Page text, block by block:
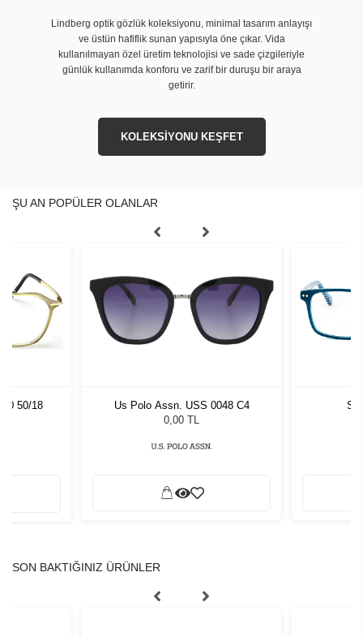
Lindberg optik gözlük koleksiyonu, minimal tasarım anlayışı
ve üstün hafiflik sunan yapısıyla öne çıkar. Vida
kullanılmayan özel üretim teknolojisi ve sade çizgileriyle
günlük kullanımda konforu ve zarif bir duruşu bir araya
getirir.
KOLEKSİYONU KEŞFET
ŞU AN POPÜLER OLANLAR
50/18
Us Polo Assn. USS 0048 C4
0,00 TL
SON BAKTIĞINIZ ÜRÜNLER